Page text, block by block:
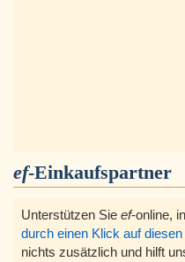
ef-Einkaufspartner
Unterstützen Sie ef-online,
durch einen Klick auf diesen
nichts zusätzlich und hilft